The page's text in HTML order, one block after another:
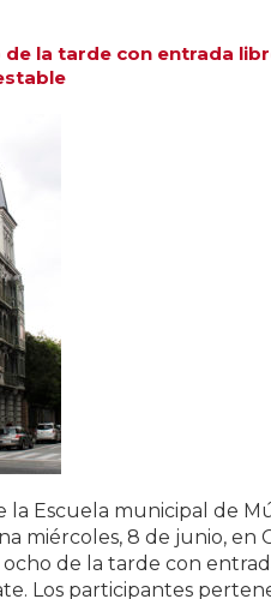
la tarde con entrada
la Escuela municipal de
miércoles, 8 de junio, en
de la tarde con
Los participantes